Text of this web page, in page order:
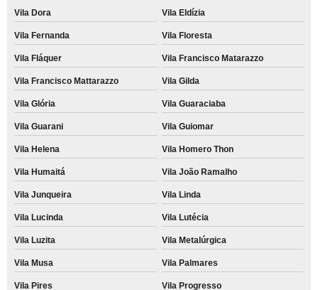
Vila Dora Vila Eldízia
Vila Fernanda Vila Floresta
Vila Fláquer Vila Francisco Matarazzo
Vila Francisco Mattarazzo Vila Gilda
Vila Glória Vila Guaraciaba
Vila Guarani Vila Guiomar
Vila Helena Vila Homero Thon
Vila Humaitá Vila João Ramalho
Vila Junqueira Vila Linda
Vila Lucinda Vila Lutécia
Vila Luzita Vila Metalúrgica
Vila Musa Vila Palmares
Vila Pires Vila Progresso